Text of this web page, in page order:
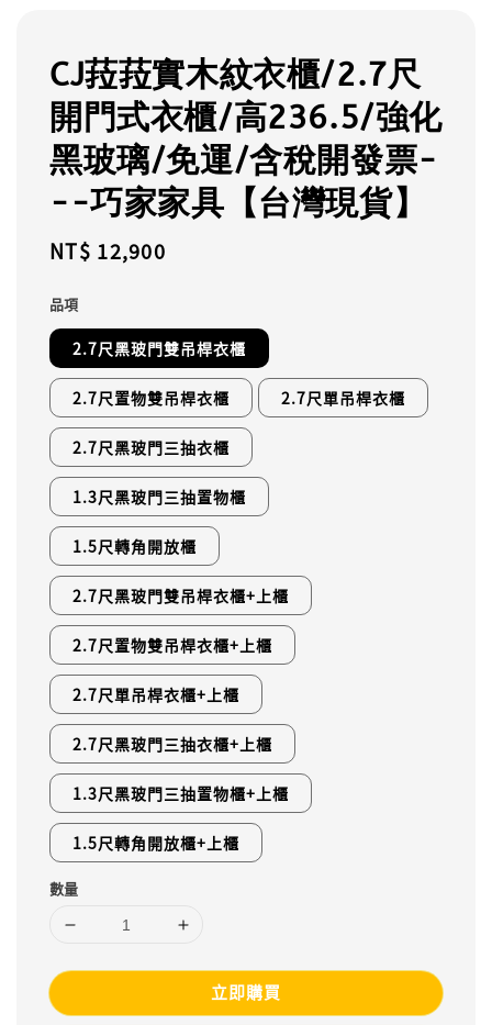
CJ菈菈實木紋衣櫃/2.7尺
開門式衣櫃/高236.5/強化
黑玻璃/免運/含稅開發票-
--巧家家具【台灣現貨】
Regular
NT$ 12,900
品項
2.7尺黑玻門雙吊桿衣櫃
2.7尺置物雙吊桿衣櫃 2.7尺單吊桿衣櫃
2.7尺黑玻門三抽衣櫃
1.3尺黑玻門三抽置物櫃
1.5尺轉角開放櫃
2.7尺黑玻門雙吊桿衣櫃+上櫃
2.7尺置物雙吊桿衣櫃+上櫃
2.7尺單吊桿衣櫃+上櫃
2.7尺黑玻門三抽衣櫃+上櫃
1.3尺黑玻門三抽置物櫃+上櫃
1.5尺轉角開放櫃+上櫃
數量
立即購買